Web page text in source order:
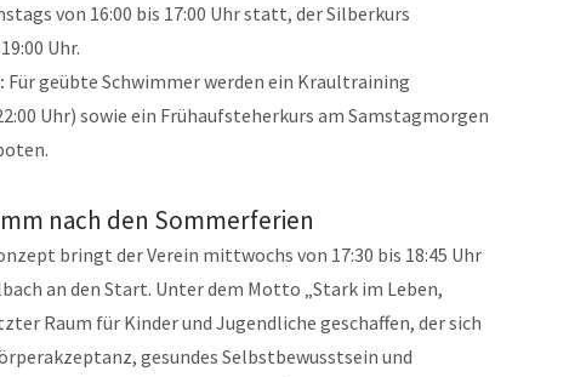
von 16:00 bis 17:00 Uhr statt, der Silberkurs
Uhr.
Für geübte Schwimmer werden ein Kraultraining
Uhr) sowie ein Frühaufsteherkurs am Samstagmorgen
nach den Sommerferien
bringt der Verein mittwochs von 17:30 bis 18:45 Uhr
an den Start. Unter dem Motto „Stark im Leben,
Raum für Kinder und Jugendliche geschaffen, der sich
gesundes Selbstbewusstsein und